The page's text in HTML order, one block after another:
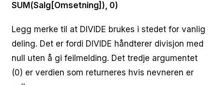
SUM(Salg[Omsetning]), 0)
Legg merke til at DIVIDE brukes i stedet for vanlig
deling. Det er fordi DIVIDE håndterer divisjon med
null uten å gi feilmelding. Det tredje argumentet
(0) er verdien som returneres hvis nevneren er